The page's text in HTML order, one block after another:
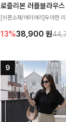
로즐리본 러플블라우스
[쉬폰소재/여리여리]우아한
분위기를 더해주는 블라우스
좋아요
13%38,900 원